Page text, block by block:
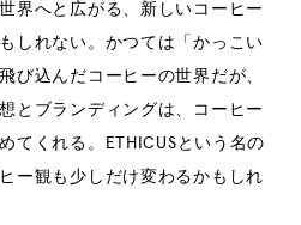
界へと広がる、新しいコーヒー
しれない。かつては「かっこい
び込んだコーヒーの世界だが、
とブランディングは、コーヒー
てくれる。ETHICUSという名の
ー観も少しだけ変わるかもしれ